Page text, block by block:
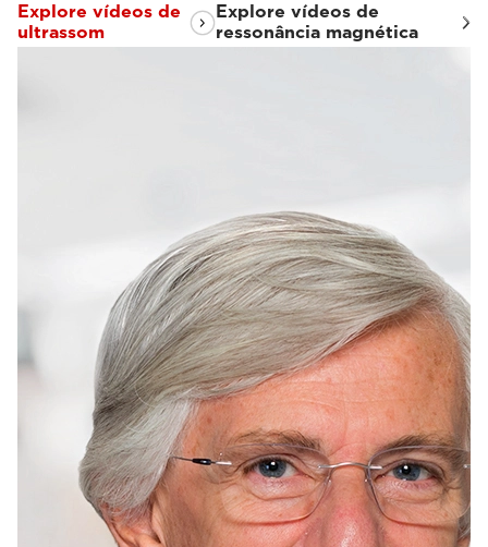
Explore vídeos de
ultrassom
Explore vídeos de
ressonância magnética